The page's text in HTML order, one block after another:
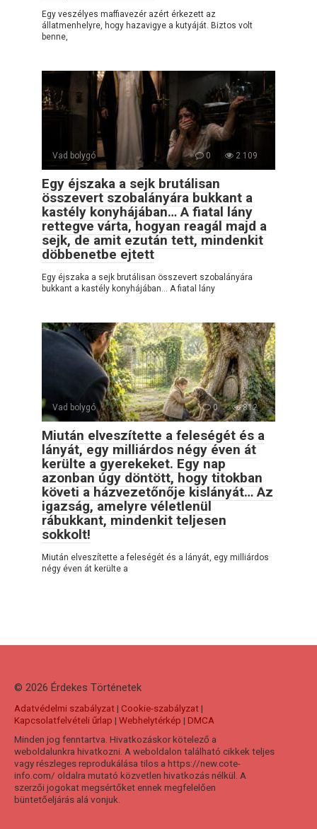
Egy veszélyes maffiavezér azért érkezett az
állatmenhelyre, hogy hazavigye a kutyáját. Biztos volt
benne,
Vad bolygó 0 2 109
Egy éjszaka a sejk brutálisan
összevert szobalányára bukkant a
kastély konyhájában… A fiatal lány
rettegve várta, hogyan reagál majd a
sejk, de amit ezután tett, mindenkit
döbbenetbe ejtett
Egy éjszaka a sejk brutálisan összevert szobalányára
bukkant a kastély konyhájában… A fiatal lány
Vad bolygó 0 812
Miután elveszítette a feleségét és a
lányát, egy milliárdos négy éven át
kerülte a gyerekeket. Egy nap
azonban úgy döntött, hogy titokban
követi a házvezetőnője kislányát… Az
igazság, amelyre véletlenül
rábukkant, mindenkit teljesen
sokkolt!
Miután elveszítette a feleségét és a lányát, egy milliárdos
négy éven át kerülte a
© 2026 Érdekes Тörténetek
Adatvédelmi szabályzat| Cookie-szabályzat|
Kapcsolatfelvételi űrlap | Webhelytérkép | DMCA
Minden jog fenntartva. Hivatkozáskor kötelező a
weboldalunkra hivatkozni. A weboldalon található cikkek teljes
vagy részleges reprodukálása tilos a https://new.cote-
info.com/ oldalra mutató közvetlen hivatkozás nélkül. A
szerzői jogokat megsértőket ennek megfelelően
büntetőeljárás alá vonjuk.